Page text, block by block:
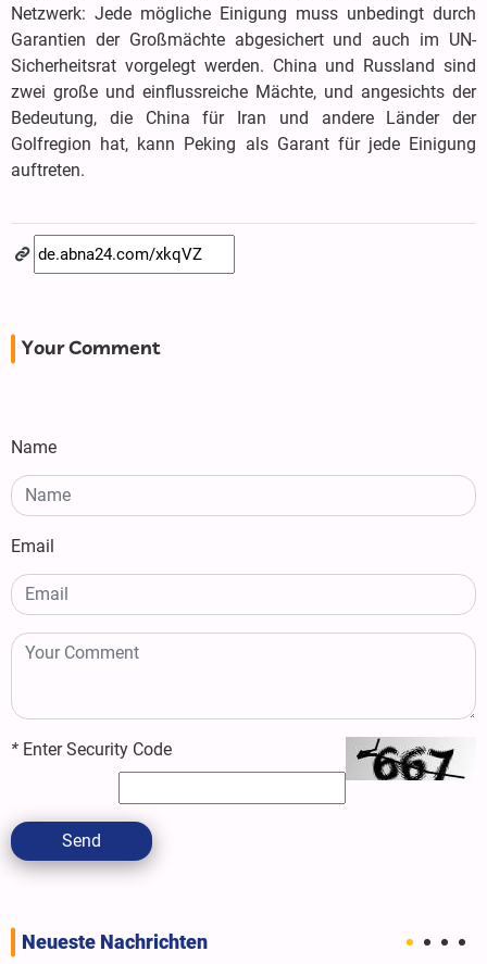
Netzwerk: Jede mögliche Einigung muss unbedingt durch
Garantien der Großmächte abgesichert und auch im UN-
Sicherheitsrat vorgelegt werden. China und Russland sind
zwei große und einflussreiche Mächte, und angesichts der
Bedeutung, die China für Iran und andere Länder der
Golfregion hat, kann Peking als Garant für jede Einigung
auftreten.
Your Comment
Name
Email
* Enter Security Code
Send
Neueste Nachrichten